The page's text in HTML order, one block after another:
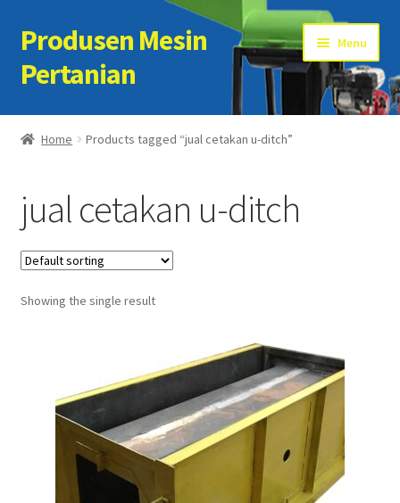
Skip
to
navigation
Skip
to
content
Produsen Mesin
Pertanian
Menu
Home
Cart
Checkout
Kontak Kami
Sample Page
Home Products tagged “jual cetakan u-ditch”
jual cetakan u-ditch
Showing the single result